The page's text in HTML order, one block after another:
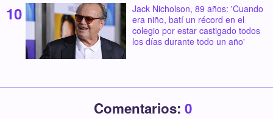
Jack Nicholson, 89 años: 'Cuando
era niño, batí un récord en el
colegio por estar castigado todos
los días durante todo un año'
Comentarios: 0